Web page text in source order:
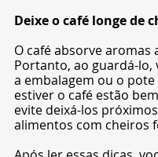
Deixe o café longe de
O café absorve aromas
Portanto, ao guardá-lo,
a embalagem ou o
estiver o café estão
evite deixá-los
alimentos com cheiros